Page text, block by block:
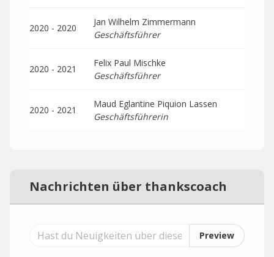
2020 - 2020
Jan Wilhelm Zimmermann
Geschäftsführer
2020 - 2021
Felix Paul Mischke
Geschäftsführer
2020 - 2021
Maud Eglantine Piquion Lassen
Geschäftsführerin
Nachrichten über thankscoach
Preview